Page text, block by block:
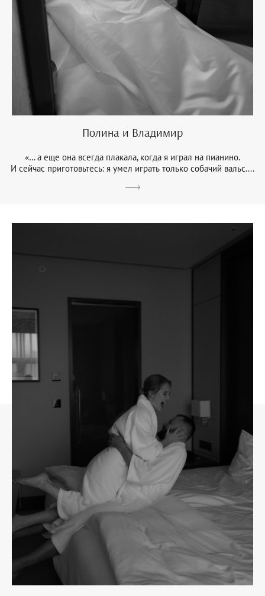
Полина и Владимир
«… а еще она всегда плакала, когда я играл на пианино.
И сейчас приготовьтесь: я умел играть только собачий вальс....